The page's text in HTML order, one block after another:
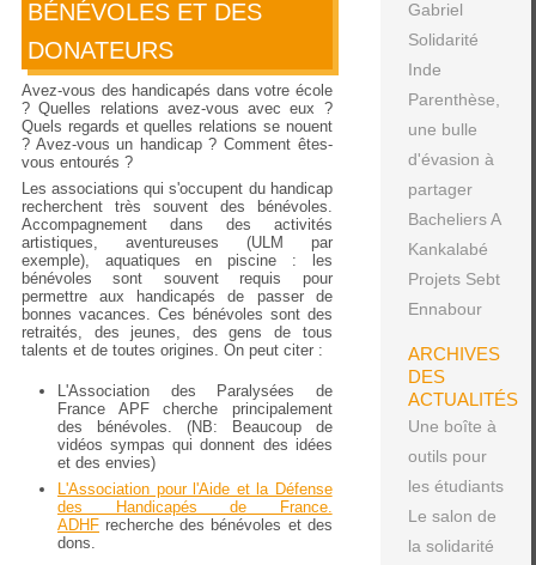
BÉNÉVOLES ET DES
DONATEURS
Avez-vous des handicapés dans votre école
? Quelles relations avez-vous avec eux ?
Quels regards et quelles relations se nouent
? Avez-vous un handicap ? Comment êtes-
vous entourés ?
Les associations qui s'occupent du handicap
recherchent très souvent des bénévoles.
Accompagnement dans des activités
artistiques, aventureuses (ULM par
exemple), aquatiques en piscine : les
bénévoles sont souvent requis pour
permettre aux handicapés de passer de
bonnes vacances. Ces bénévoles sont des
retraités, des jeunes, des gens de tous
talents et de toutes origines. On peut citer :
L'Association des Paralysées de
France APF cherche principalement
des bénévoles. (NB: Beaucoup de
vidéos sympas qui donnent des idées
et des envies)
L'Association pour l'Aide et la Défense
des Handicapés de France.
ADHF recherche des bénévoles et des
dons.
Gabriel
Solidarité
Inde
Parenthèse,
une bulle
d'évasion à
partager
Bacheliers A
Kankalabé
Projets Sebt
Ennabour
ARCHIVES
DES
ACTUALITÉS
Une boîte à
outils pour
les étudiants
Le salon de
la solidarité